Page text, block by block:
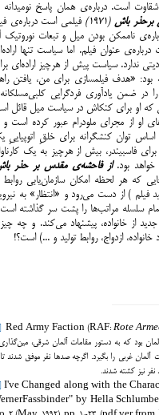
است. درباره‌ی همان پاسخ نومیدانه
باش(1971)
فیلمی است درباره‌ی
ناممکن بودن میل و تبعات نوروتیک
عنوان فیلم. اما سیاست تنها
ندارد. سیاست پیش از هرچیز اراده‌ای
بود: «هدف فیلمسازی برای من، یافتن
در ضمن یادآوری فردگرایی
که او برای کنکاش در سیاست میل قائل
از مجرای ملودرام عبور کرده است و
اساس توان کنشگرانه برای خلقِ اتوپیاییِ
بیش از هرچیز به یک
خواهد بود.از فاحشه‌ی مقدس بر حذر
که هر لحظه امکان سازمان‌یابی روابط
) از دست می‌رود و «انتظار» به
سلسله مراتب‌ها را پشت سر گذاشته
از خانواده، پیشنهاد می‌کند. و چه
ازدواج، روابط تولید و ...) است؟!
Red Army Faction (RAF: Rote
در مرز میان دو آلمان بود که به دستور مقامات آلمان شرقی،
غربی را بگیرد. اگرچه صدها نفر موفق شدند
نیز کشته شدند.
I've Changed along with the
by Hella